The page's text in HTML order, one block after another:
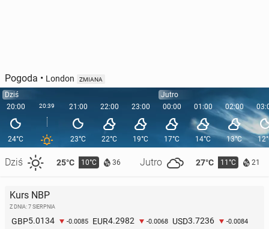
Pogoda • London ZMIANA
Dziś
20:00
24°C
Dziś 25°C 10°C 36 Jutro 27°C 11°C 21
20:39 21:00
23°C
22:00
22°C
23:00
19°C
Jutro
00:00
17°C
01:00
14°C
02:00
13°C
Kurs NBP
Z DNIA: 7 SIERPNIA
GBP5.0134 -0.0085 EUR4.2982 -0.0068 USD3.7236 -0.0084